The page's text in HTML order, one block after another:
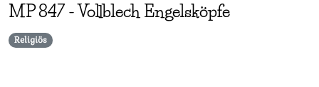
MP847-Vollblech Engelsköpfe
Religiös